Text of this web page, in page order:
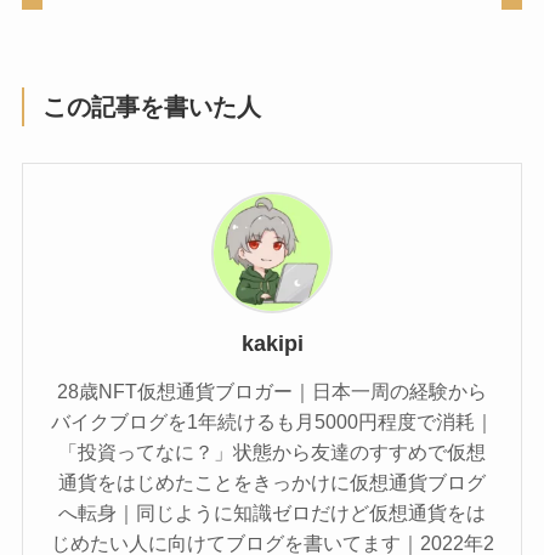
この記事を書いた人
kakipi
28歳NFT仮想通貨ブロガー｜日本一周の経験から
バイクブログを1年続けるも月5000円程度で消耗｜
「投資ってなに？」状態から友達のすすめで仮想
通貨をはじめたことをきっかけに仮想通貨ブログ
へ転身｜同じように知識ゼロだけど仮想通貨をは
じめたい人に向けてブログを書いてます｜2022年2